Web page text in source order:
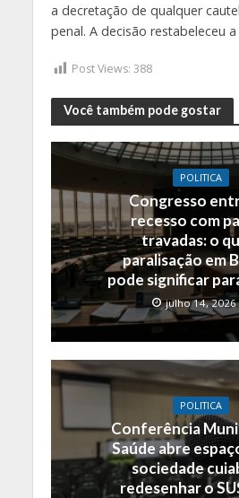
a decretação de qualquer
penal. A decisão restabeleceu a
Post Views: 388
Você também pode gostar
POLITICA
Congresso
recesso com
travadas: o
paralisação em
pode significar
julho 14, 2026
POLITICA
Conferência
Saúde abre
sociedade
redesenhar o